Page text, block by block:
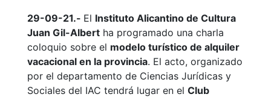
29-09-21.- El Instituto Alicantino de Cultura
Juan Gil-Albert ha programado una charla
coloquio sobre el modelo turístico de alquiler
vacacional en la provincia. El acto, organizado
por el departamento de Ciencias Jurídicas y
Sociales del IAC tendrá lugar en el Club